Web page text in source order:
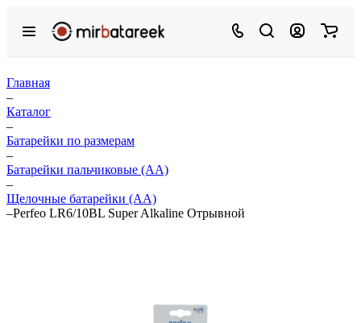
Главная
–
Каталог
–
Батарейки по размерам
–
Батарейки пальчиковые (АА)
–
Щелочные батарейки (АА)
–Perfeo LR6/10BL Super Alkaline Отрывной